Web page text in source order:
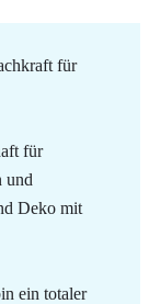
für
für
und
Deko mit
ein totaler